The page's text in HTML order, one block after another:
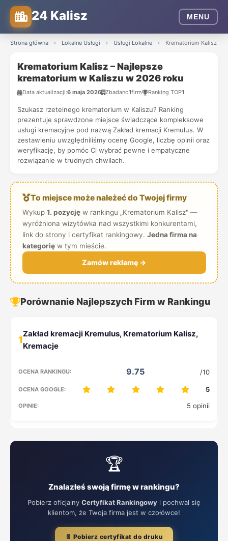
24 Kalisz MENU
Strona główna › Lokalne Usługi › Usługi Lokalne › Krematorium Kalisz –
Krematorium Kalisz – Najlepsze
krematorium w Kaliszu w 2026 roku
Data aktualizacji:6 maja 2026 Zbadano1firm Ranking TOP1
Szukasz rzetelnego krematorium w Kaliszu? Ranking
prezentuje sprawdzone miejsce świadczące kompleksowe
usługi kremacyjne pod nazwą Zakład kremacji Kremulus. W
zestawieniu uwzględniliśmy ocenę Google, liczbę opinii oraz
weryfikację, by pomóc Ci wybrać pewne i empatyczne
rozwiązanie w trudnych chwilach.
To miejsce może należeć do Twojej firmy
Wykup 1. pozycjęw rankingu „Krematorium Kalisz" —
wyróżniona wizytówka nad wszystkimi konkurentami,
link do strony i certyfikat rankingowy. Jedna firma na
kategorięw tym mieście.
Zamów reklamę →
Porównanie Najlepszych Firm w Rankingu
1
9.75 /10
5
5 opinii
🏆
Znalazłeś swoją firmę w rankingu?
Pobierz oficjalny Certyfikat Rankingowy i pochwal się
klientom, że Twoja firma jest w czołówce!
📄 Pobierz certyfikat do druku